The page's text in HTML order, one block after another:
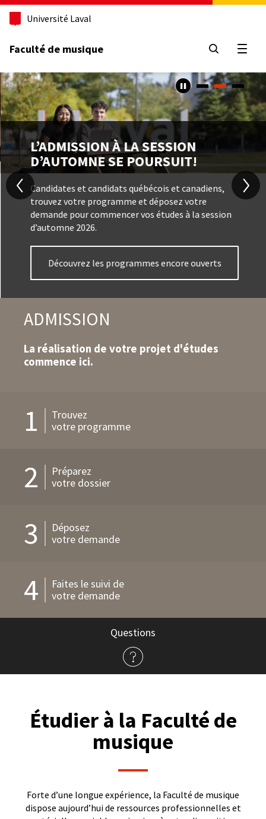
Aller
principal
Université Laval
Faculté de musique
Caroussel
Contenu
TITRE
L’ADMISSION À LA SESSION
D’AUTOMNE SE POURSUIT!
Texte
Candidates et candidats québécois et canadiens,
trouvez votre programme et déposez votre
demande pour commencer vos études à la session
d’automne 2026.
d'actionDécouvrez les programmes encore ouverts
Image
ADMISSION
La réalisation de votre projet d'études
commence ici.
1
Trouvez
votre programme
2
Préparez
votre dossier
3
Déposez
votre demande
4
Faites le suivi de
votre demande
Questions
l'admission
Étudier à la Faculté de
musique
Forte d’une longue expérience, la Faculté de musique
dispose aujourd’hui de ressources professionnelles et